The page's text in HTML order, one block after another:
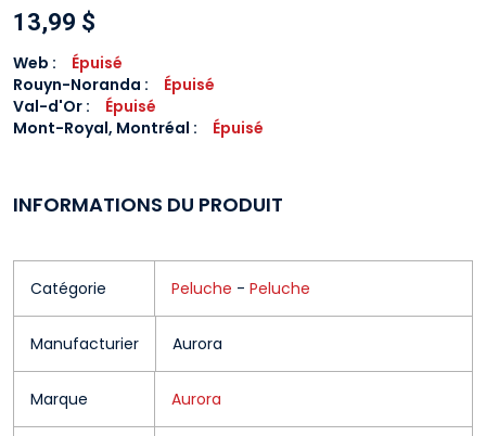
13,99 $
Web :
Épuisé
Rouyn-Noranda :
Épuisé
Val-d'Or :
Épuisé
Mont-Royal, Montréal : Épuisé
INFORMATIONS DU PRODUIT
Catégorie Peluche - Peluche
Manufacturier Aurora
Marque Aurora